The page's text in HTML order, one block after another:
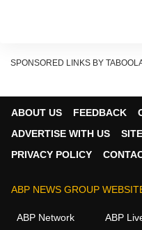
GMP પ્લેટફોર્મ પર
SPONSORED LINKS BY
ABOUT US FEEDBACK
ADVERTISE WITH US
PRIVACY POLICY
ABP NEWS GROUP
ABP Network ABP